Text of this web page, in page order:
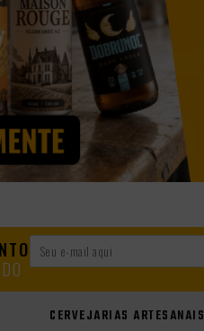
CERVEJARIAS ARTESANAIS